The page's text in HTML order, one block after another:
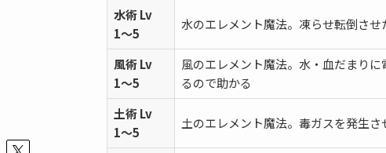
水術 Lv
1〜5
水のエレメント魔法。凍らせ転倒さ
風術 Lv
1〜5
風のエレメント魔法。水・血だまり
るので助かる
土術 Lv
1〜5
土のエレメント魔法。毒ガスを発生